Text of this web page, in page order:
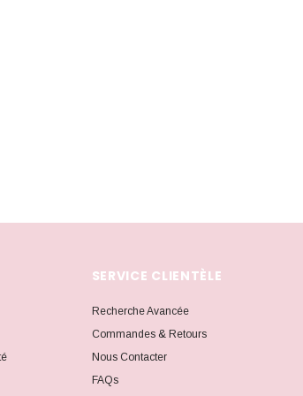
SERVICE CLIENTÈLE
Recherche Avancée
Commandes & Retours
Nous Contacter
FAQs